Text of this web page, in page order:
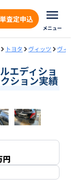
査定申込
メニュー
トヨタ ヴィッツ ヴィ
エディショ
ション実績
1/18
円